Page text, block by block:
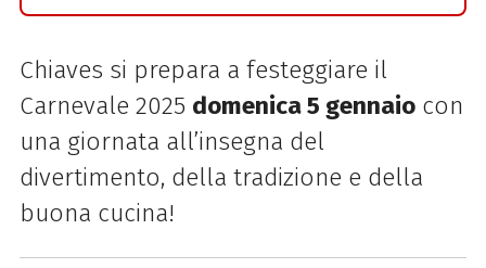
Chiaves si prepara a festeggiare il
Carnevale 2025 domenica 5 gennaiocon
una giornata all’insegna del
divertimento, della tradizione e della
buona cucina!